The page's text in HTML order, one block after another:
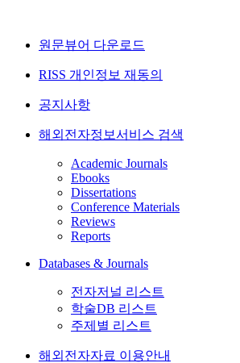
원문뷰어 다운로드
RISS 개인정보 재동의
공지사항
해외전자정보서비스 검색
Academic Journals
Ebooks
Dissertations
Conference Materials
Reviews
Reports
Databases & Journals
전자저널 리스트
학술DB 리스트
주제별 리스트
해외전자자료 이용안내